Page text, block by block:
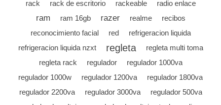
rack
rack de escritorio rackeable radio enlace
ram ram 16gb razer realme
recibos
reconocimiento facial
red
refrigeracion liquida
refrigeracion liquida nzxt
regleta
regleta multi toma
regleta rack
regulador
regulador 1000va
regulador 1000w
regulador 1200va
regulador 1800va
regulador 2200va
regulador 3000va
regulador 500va